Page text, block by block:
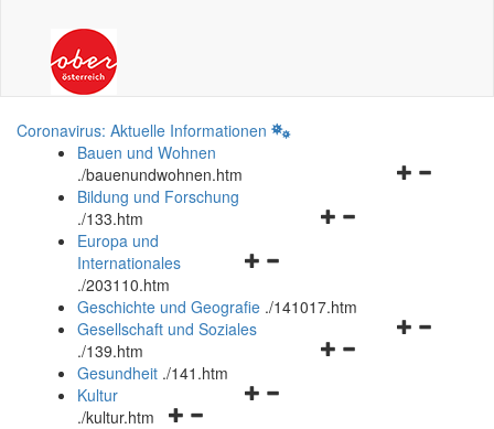
Coronavirus: Aktuelle Informationen
Bauen und Wohnen
./bauenundwohnen.htm
Navigationsmenü
Bildung und Forschung
./133.htm
Navigationsmenü
und
schließen
Europa und
Internationales
./203110.htm
Geschichte und Geografie ./141017.htm
Navigationsmenü
Gesellschaft und Soziales
./139.htm
Navigationsmenü
Gesundheit ./141.htm
Navigationsmenü
Kultur
./kultur.htm